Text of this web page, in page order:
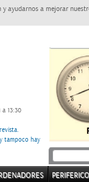
ayudarnos a mejorar
a 13:30
tampoco hay